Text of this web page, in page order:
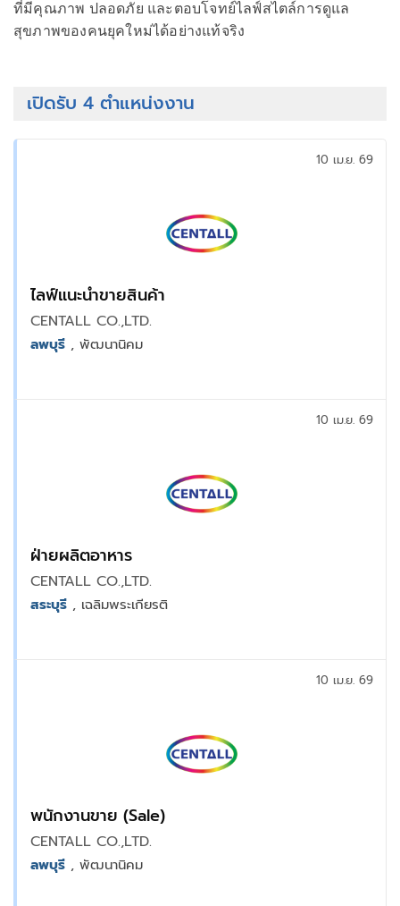
ที่มีคุณภาพ ปลอดภัย และตอบโจทย์ไลฟ์สไตล์การดูแล
สุขภาพของคนยุคใหม่ได้อย่างแท้จริง
เปิดรับ 4 ตำแหน่งงาน
ไลฟ์แนะนำขายสินค้า
CENTALL CO.,LTD.
10 เม.ย. 69
ลพบุรี , พัฒนานิคม
ฝ่ายผลิตอาหาร
CENTALL CO.,LTD.
10 เม.ย. 69
สระบุรี , เฉลิมพระเกียรติ
พนักงานขาย (Sale)
CENTALL CO.,LTD.
10 เม.ย. 69
ลพบุรี , พัฒนานิคม